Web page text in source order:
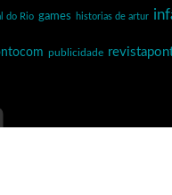
do Rio games historias de artur
publicidade